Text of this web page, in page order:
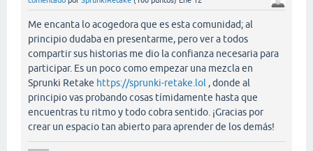
Me encanta lo acogedora que es esta comunidad; al
principio dudaba en presentarme, pero ver a todos
compartir sus historias me dio la confianza necesaria para
participar. Es un poco como empezar una mezcla en
Sprunki Retake https://sprunki-retake.lol , donde al
principio vas probando cosas tímidamente hasta que
encuentras tu ritmo y todo cobra sentido. ¡Gracias por
crear un espacio tan abierto para aprender de los demás!